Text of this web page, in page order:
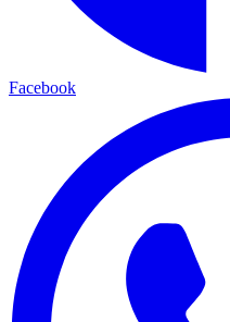
Facebook